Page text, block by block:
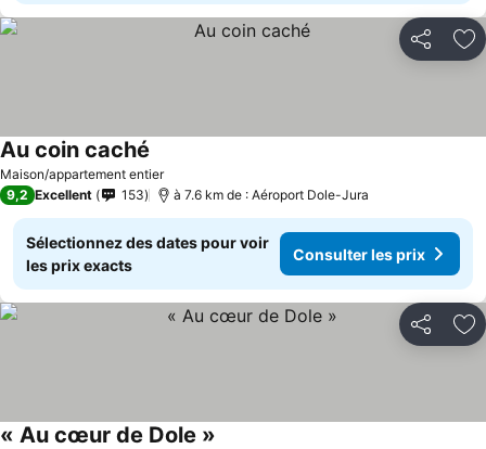
Partager
Maison/appartement entier
Au coin caché
9,2 Excellent 153 à 7.6 km de : Aéroport Dole-Jura
Sélectionnez des dates pour voir
les prix exacts
Consulter les prix
Partager
« Au cœur de Dole »